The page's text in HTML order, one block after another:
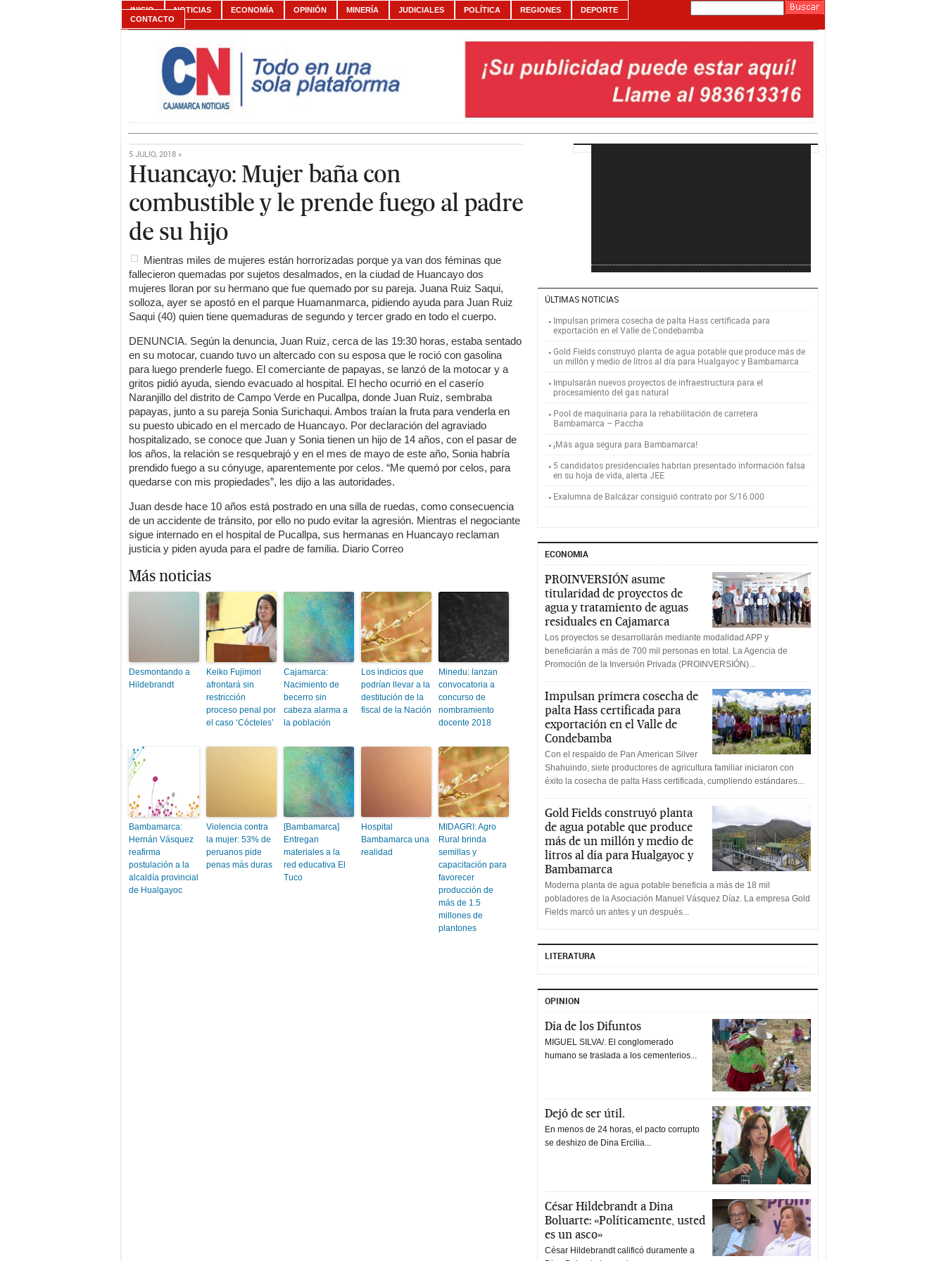
INICIO NOTICIAS ECONOMÍA OPINIÓN MINERÍA JUDICIALES POLÍTICA REGIONES
DEPORTE
CONTACTO
5 JULIO, 2018 »
Huancayo: Mujer baña con
combustible y le prende fuego al padre
de su hijo
Mientras miles de mujeres están horrorizadas porque ya van dos féminas que
fallecieron quemadas por sujetos desalmados, en la ciudad de Huancayo dos
mujeres lloran por su hermano que fue quemado por su pareja. Juana Ruiz Saqui,
solloza, ayer se apostó en el parque Huamanmarca, pidiendo ayuda para Juan Ruiz
Saqui (40) quien tiene quemaduras de segundo y tercer grado en todo el cuerpo.
DENUNCIA. Según la denuncia, Juan Ruiz, cerca de las 19:30 horas, estaba sentado
en su motocar, cuando tuvo un altercado con su esposa que le roció con gasolina
para luego prenderle fuego. El comerciante de papayas, se lanzó de la motocar y a
gritos pidió ayuda, siendo evacuado al hospital. El hecho ocurrió en el caserío
Naranjillo del distrito de Campo Verde en Pucallpa, donde Juan Ruiz, sembraba
papayas, junto a su pareja Sonia Surichaqui. Ambos traían la fruta para venderla en
su puesto ubicado en el mercado de Huancayo. Por declaración del agraviado
hospitalizado, se conoce que Juan y Sonia tienen un hijo de 14 años, con el pasar de
los años, la relación se resquebrajó y en el mes de mayo de este año, Sonia habría
prendido fuego a su cónyuge, aparentemente por celos. “Me quemó por celos, para
quedarse con mis propiedades”, les dijo a las autoridades.
Juan desde hace 10 años está postrado en una silla de ruedas, como consecuencia
de un accidente de tránsito, por ello no pudo evitar la agresión. Mientras el negociante
sigue internado en el hospital de Pucallpa, sus hermanas en Huancayo reclaman
justicia y piden ayuda para el padre de familia. Diario Correo
Más noticias
Desmontando a
Hildebrandt
Keiko Fujimori
afrontará sin
restricción
proceso penal por
el caso ‘Cócteles’
Cajamarca:
Nacimiento de
becerro sin
cabeza alarma a
la población
Los indicios que
podrían llevar a la
destitución de la
fiscal de la Nación
Minedu: lanzan
convocatoria a
concurso de
nombramiento
docente 2018
Bambamarca:
Hernán Vásquez
reafirma
postulación a la
alcaldía provincial
de Hualgayoc
Violencia contra
la mujer: 53% de
peruanos pide
penas más duras
[Bambamarca]
Entregan
materiales a la
red educativa El
Tuco
Hospital
Bambamarca una
realidad
MIDAGRI: Agro
Rural brinda
semillas y
capacitación para
favorecer
producción de
más de 1.5
millones de
plantones
ÚLTIMAS NOTICIAS
Impulsan primera cosecha de palta Hass certificada para
exportación en el Valle de Condebamba
Gold Fields construyó planta de agua potable que produce más de
un millón y medio de litros al día para Hualgayoc y Bambamarca
Impulsarán nuevos proyectos de infraestructura para el
procesamiento del gas natural
Pool de maquinaria para la rehabilitación de carretera
Bambamarca – Paccha
¡Más agua segura para Bambamarca!
5 candidatos presidenciales habrían presentado información falsa
en su hoja de vida, alerta JEE
Exalumna de Balcázar consiguió contrato por S/16.000
ECONOMIA
PROINVERSIÓN asume
titularidad de proyectos de
agua y tratamiento de aguas
residuales en Cajamarca
Los proyectos se desarrollarán mediante modalidad APP y
beneficiarán a más de 700 mil personas en total. La Agencia de
Promoción de la Inversión Privada (PROINVERSIÓN)...
Impulsan primera cosecha de
palta Hass certificada para
exportación en el Valle de
Condebamba
Con el respaldo de Pan American Silver
Shahuindo, siete productores de agricultura familiar iniciaron con
éxito la cosecha de palta Hass certificada, cumpliendo estándares...
Gold Fields construyó planta
de agua potable que produce
más de un millón y medio de
litros al día para Hualgayoc y
Bambamarca
Moderna planta de agua potable beneficia a más de 18 mil
pobladores de la Asociación Manuel Vásquez Díaz. La empresa Gold
Fields marcó un antes y un después...
LITERATURA
OPINION
Día de los Difuntos
MIGUEL SILVA/. El conglomerado
humano se traslada a los cementerios...
Dejó de ser útil.
En menos de 24 horas, el pacto corrupto
se deshizo de Dina Ercilia...
César Hildebrandt a Dina
Boluarte: «Políticamente, usted
es un asco»
César Hildebrandt calificó duramente a